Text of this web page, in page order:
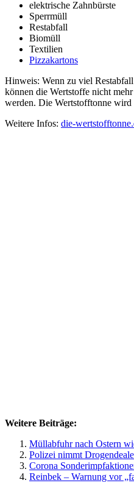
elektrische Zahnbürste
Sperrmüll
Restabfall
Biomüll
Textilien
Pizzakartons
Hinweis: Wenn zu viel
können die Wertstoffe nicht
werden. Die Wertstofftonne wird
Weitere Infos: die-
Weitere Beiträge:
Müllabfuhr nach Ostern
Polizei nimmt
Corona
Reinbek – Warnung vor